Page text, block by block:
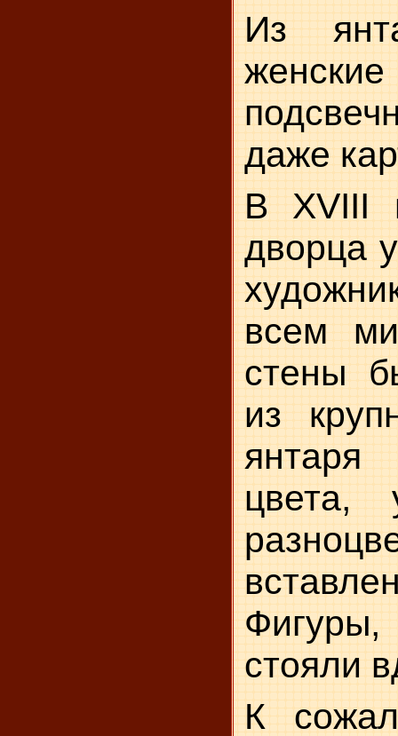
Из
даже
В XVIII
дворца
всем
стены
из
янтаря
цвета,
стояли
К